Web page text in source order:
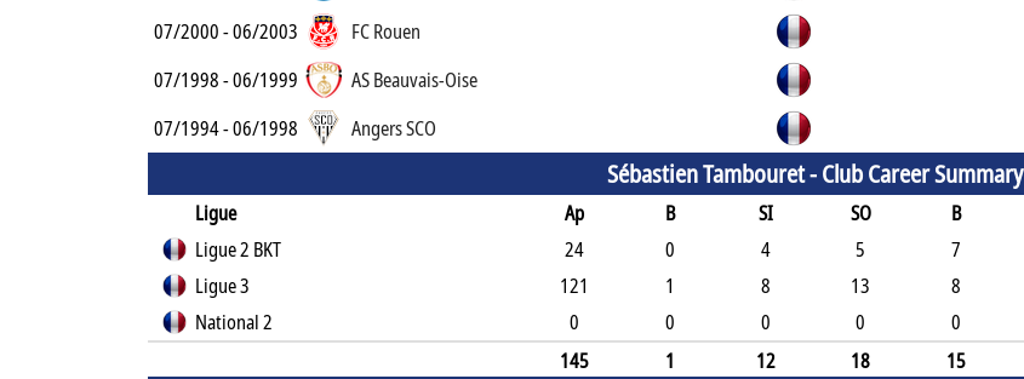
07/2000 - 06/2003
FC Rouen
07/1998 - 06/1999
AS Beauvais-Oise
07/1994 - 06/1998
Angers SCO
Sébastien Tambouret -Club Career Summary
Ligue Ap B SI SO B
Ligue 2 BKT
24 0 4 5 7
Ligue 3
121 1 8 13 8
National 2
0 0 0 0 0
145
1 12 18 15